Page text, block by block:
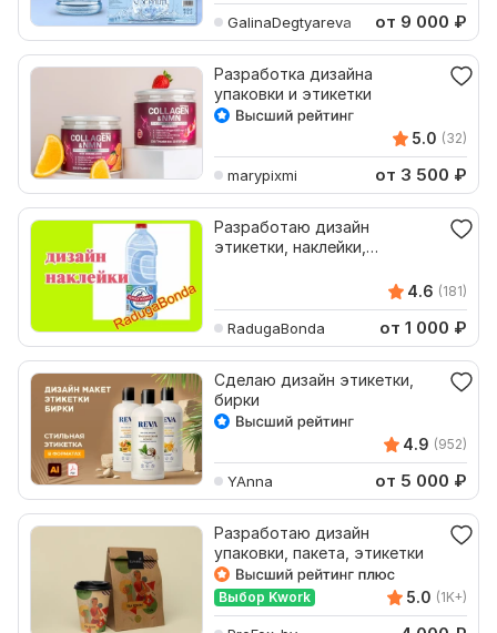
GalinaDegtyareva от 9 000 ₽
Разработка дизайна
упаковки и этикетки
5.0 (32)
marypixmi от 3 500 ₽
Разработаю дизайн
этикетки, наклейки,
4.6 (181)
RadugaBonda от 1 000 ₽
Сделаю дизайн этикетки,
бирки
4.9 (952)
YAnna от 5 000 ₽
Разработаю дизайн
упаковки, пакета, этикетки
Выбор Kwork 5.0 (1K+)